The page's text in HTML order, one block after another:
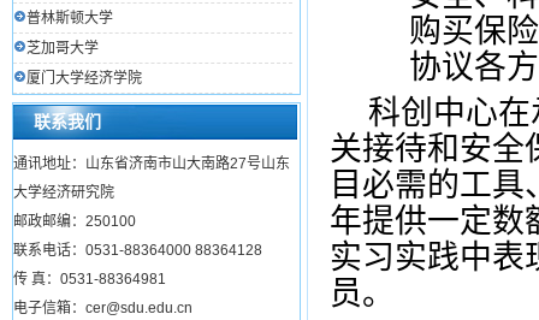
普林斯顿大学
芝加哥大学
厦门大学经济学院
联系我们
通讯地址：山东省济南市山大南路27号山东
大学经济研究院
邮政邮编：250100
联系电话：0531-88364000 88364128
传 真：0531-88364981
电子信箱：cer@sdu.edu.cn
购买保
协议各
科创中心
关接待和安全
目必需的工
年提供一定数
实习实践中表
员。